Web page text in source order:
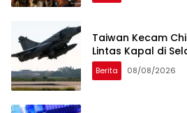
Taiwan Kecam
Lintas Kapal di
Berita 08/08/2026